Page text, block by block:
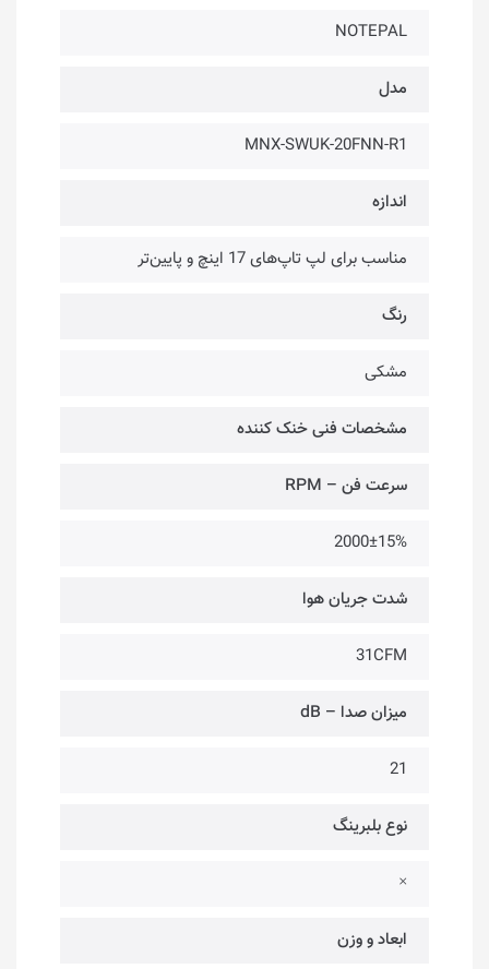
NOTEPAL
مدل
MNX-SWUK-20FNN-R1
اندازه
مناسب برای لپ تاپ‌های 17 اینچ و پایین‌تر
رنگ
مشکی
مشخصات فنی خنک کننده
سرعت فن – RPM
2000±15%
شدت جریان هوا
31CFM
میزان صدا – dB
21
نوع بلبرینگ
×
ابعاد و وزن